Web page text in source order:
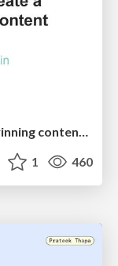
The B2B funnel & how to create a winning content strategy
1 460